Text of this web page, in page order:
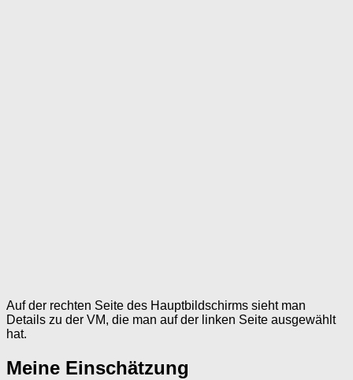
Auf der rechten Seite des Hauptbildschirms sieht man
Details zu der VM, die man auf der linken Seite ausgewählt
hat.
Meine Einschätzung